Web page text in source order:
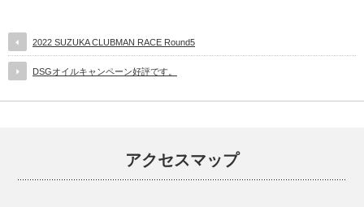
2022 SUZUKA CLUBMAN RACE Round5
DSGオイルキャンペーン好評です。
アクセスマップ